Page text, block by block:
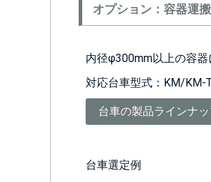
オプション：容器運
内径φ300mm以上の容
対応台車型式：KM/
台車の製品ラインナ
台車選定例